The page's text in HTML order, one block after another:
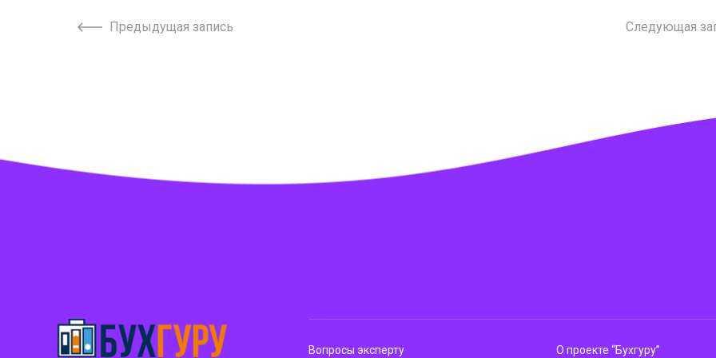
Предыдущая запись Следующая
Вопросы эксперту О проекте “Бухгуру”